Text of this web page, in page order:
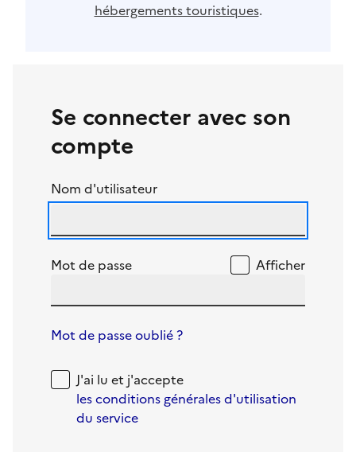
hébergements touristiques.
Se connecter avec son
compte
Nom d'utilisateur
Mot de passe Afficher
Mot de passe oublié ?
J'ai lu et j'accepte
les conditions générales d'utilisation
du service